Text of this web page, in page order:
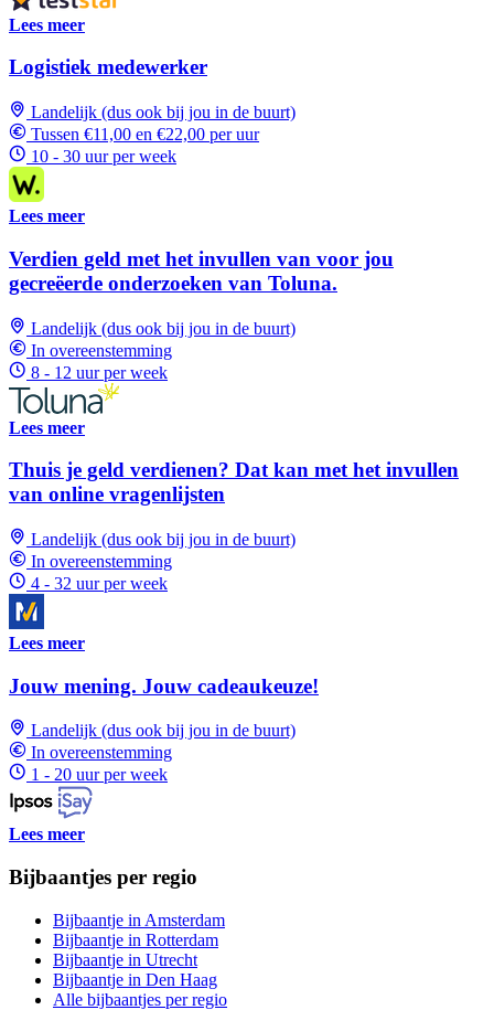
Lees meer
Logistiek medewerker
Landelijk (dus ook bij jou in de buurt)
Tussen €11,00 en €22,00 per uur
10 - 30 uur per week
Lees meer
Verdien geld met het invullen van voor jou
gecreëerde onderzoeken van Toluna.
Landelijk (dus ook bij jou in de buurt)
In overeenstemming
8 - 12 uur per week
Lees meer
Thuis je geld verdienen? Dat kan met het invullen
van online vragenlijsten
Landelijk (dus ook bij jou in de buurt)
In overeenstemming
4 - 32 uur per week
Lees meer
Jouw mening. Jouw cadeaukeuze!
Landelijk (dus ook bij jou in de buurt)
In overeenstemming
1 - 20 uur per week
Lees meer
Bijbaantjes per regio
Bijbaantje in Amsterdam
Bijbaantje in Rotterdam
Bijbaantje in Utrecht
Bijbaantje in Den Haag
Alle bijbaantjes per regio